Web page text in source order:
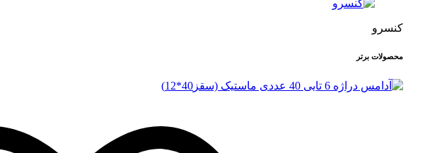
کنسرو
محصولات برتر